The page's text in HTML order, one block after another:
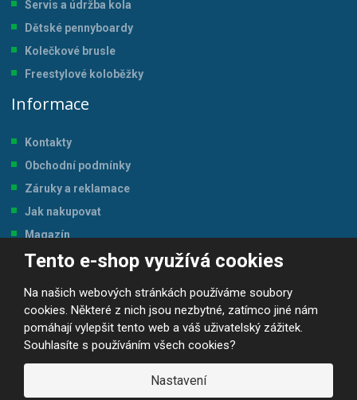
Tento e-shop využívá cookies
Na našich webových stránkách používáme soubory
cookies. Některé z nich jsou nezbytné, zatímco jiné nám
pomáhají vylepšit tento web a váš uživatelský zážitek.
Souhlasíte s používáním všech cookies?
Nastavení
Servis a údržba kola
Dětské pennyboardy
Kolečkové brusle
Freestylové koloběžky
Informace
Kontakty
Obchodní podmínky
Záruky a reklamace
Jak nakupovat
Magazín
Tabulka velikostí
© 2026, JP-SPORT.CZ SPORTOVNÍ POTŘEBY
Prohlášení o přístupnosti |Mapa stránek ||GDPR
VYROBILA